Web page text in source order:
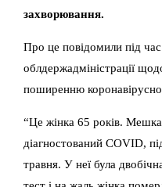
захворювання.
Про це повідомили під
облдержадміністрації
поширенню коронавірусної
“Це жінка 65 років.
діагностований COVID,
травня. У неї була